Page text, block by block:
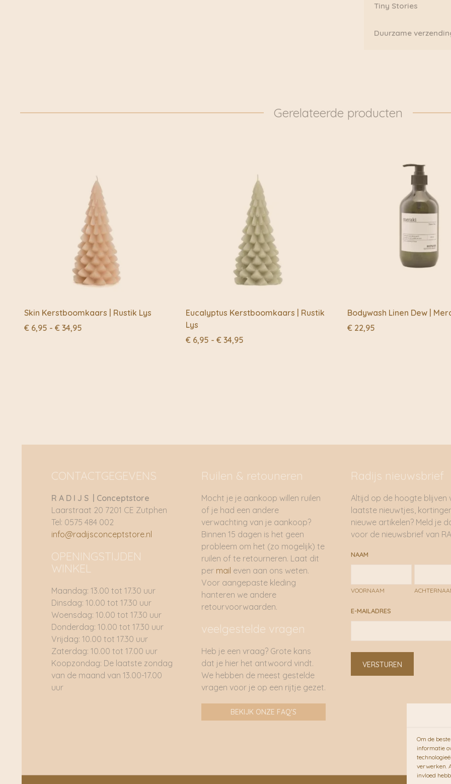
Om de
informatie
verwerken.
invloed
Afmetingen: A5 (14,8
Tiny Stories
Tiny de Vries is een
ze ervan krijgt.
Duurzame
door naar: https://
Gerelateerde producten
Skin Kerstboomkaars | Rustik Lys
€ 6,95 - € 34,95
Eucalyptus Kerstboomkaars | Rustik
Lys
€ 6,95 - € 34,95
Bodywash Linen Dew |
€ 22,95
CONTACTGEGEVENS
R A D I J S | Conceptstore
Laarstraat 20 7201 CE Zutphen
Tel: 0575 484 002
info@radijsconceptstore.nl
OPENINGSTIJDEN
WINKEL
Maandag: 13.00 tot 17.30 uur
Dinsdag: 10.00 tot 17.30 uur
Woensdag: 10.00 tot 17.30 uur
Donderdag: 10.00 tot 17.30 uur
Vrijdag: 10.00 tot 17.30 uur
Zaterdag: 10.00 tot 17.00 uur
Koopzondag: De laatste zondag
van de maand van 13.00-17.00
uur
Ruilen & retouneren
Mocht je je aankoop willen ruilen
of je had een andere
verwachting van je aankoop?
Binnen 15 dagen is het geen
probleem om het (zo mogelijk) te
ruilen of te retourneren. Laat dit
permail even aan ons weten.
Voor aangepaste kleding
hanteren we andere
retourvoorwaarden.
veelgestelde vragen
Heb je een vraag? Grote kans
dat je hier het antwoord vindt.
We hebben de meest gestelde
vragen voor je op een rijtje gezet.
BEKIJK ONZE FAQ'S
Radijs nieuwsbrief
Altijd op de hoogte blijven
laatste nieuwtjes,
nieuwe artikelen? Meld je
voor de nieuwsbrief van
NAAM
VOORNAAM
E-MAILADRES
VERSTUREN